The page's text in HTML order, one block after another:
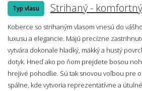
Typ vlasu Strihaný - komfortný
Koberce so strihaným vlasom vnesú do
luxusu a elegancie. Majú precízne
vytvára dokonale hladký, mäkký a hustý
dotyk. Hneď ako po ňom prejdete bosou
hrejivé pohodlie. Sú tak snovou voľbou pre
spálne, kde vytvoria reprezentatívne a